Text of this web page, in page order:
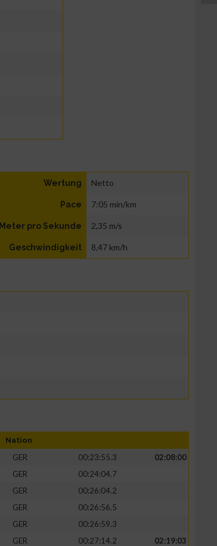
Wertung Netto
Pace 7:05 min/km
Meter pro Sekunde 2,35 m/s
Geschwindigkeit 8,47 km/h
Nation
GER 00:23:55.3
02:08:00
GER
00:24:04.7
GER
00:26:04.2
GER
00:26:56.5
GER
00:26:59.3
GER 00:27:14.2
02:19:03